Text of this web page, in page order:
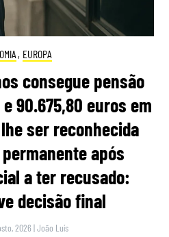
, EUROPA
consegue pensão
90.675,80 euros em
ser reconhecida
após
a ter recusado:
decisão final
2026 |João Luís